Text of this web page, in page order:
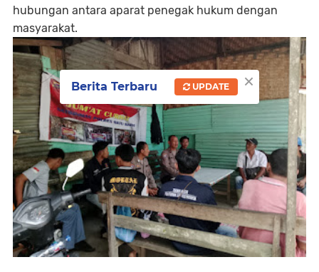
hubungan antara aparat penegak hukum dengan
masyarakat.
×
Berita Terbaru UPDATE